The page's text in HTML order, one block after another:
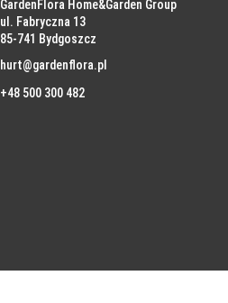
GardenFlora Home&Garden Group
ul. Fabryczna 13
85-741 Bydgoszcz
hurt@gardenflora.pl
+48 500 300 482